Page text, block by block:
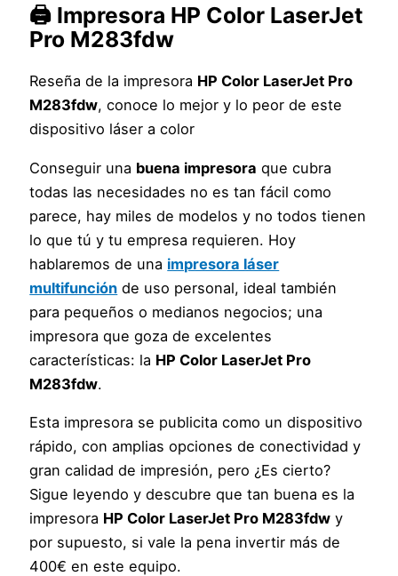
🖨️ Impresora HP Color LaserJet
Pro M283fdw
Reseña de la impresora HP Color LaserJet Pro
M283fdw, conoce lo mejor y lo peor de este
dispositivo láser a color
Conseguir una buena impresora que cubra
todas las necesidades no es tan fácil como
parece, hay miles de modelos y no todos tienen
lo que tú y tu empresa requieren. Hoy
hablaremos de una impresora láser
multifunción de uso personal, ideal también
para pequeños o medianos negocios; una
impresora que goza de excelentes
características: la HP Color LaserJet Pro
M283fdw.
Esta impresora se publicita como un dispositivo
rápido, con amplias opciones de conectividad y
gran calidad de impresión, pero ¿Es cierto?
Sigue leyendo y descubre que tan buena es la
impresora HP Color LaserJet Pro M283fdw y
por supuesto, si vale la pena invertir más de
400€ en este equipo.